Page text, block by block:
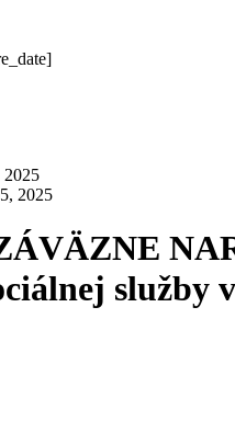
2025
2025
služby